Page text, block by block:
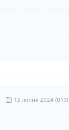
13 липня 2024